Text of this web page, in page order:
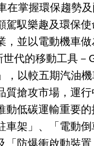
在掌握環保趨勢
駕馭樂趣及環保
，並以電動機車
代的移動工具－
，以較五期汽油
質搶攻市場，運
動低碳運輸重要
車架」、「電動
「防爆衝啟動裝